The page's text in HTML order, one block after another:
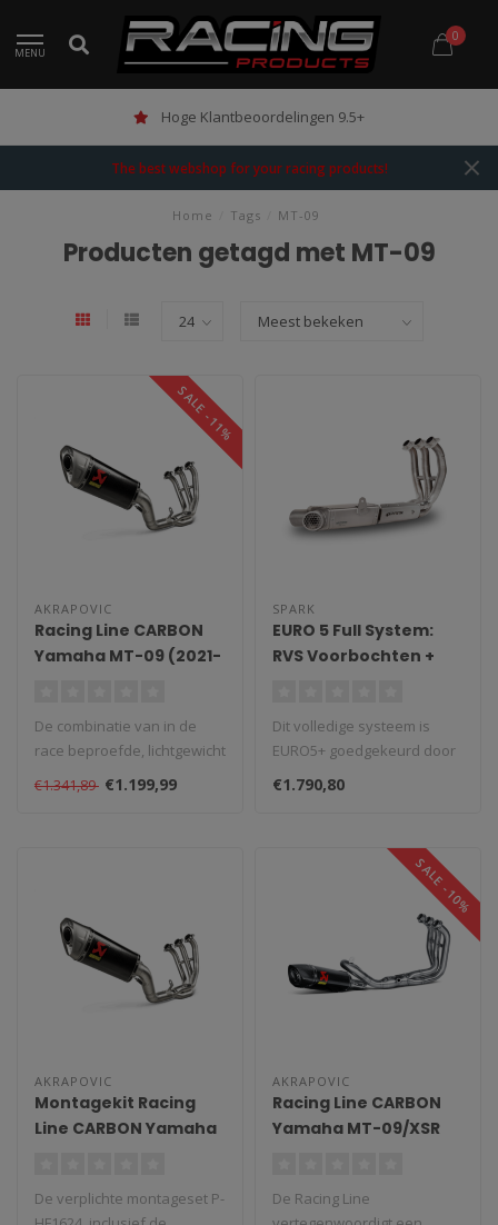
MENU
0
Hoge Klantbeoordelingen 9.5+
The best webshop for your racing products!
Home Tags MT-09
Producten getagd met MT-09
SALE -11%
AKRAPOVIC
Racing Line CARBON
Yamaha MT-09 (2021-
De combinatie van in de
race beproefde, lichtgewicht
materialen, uitzonderlijke ..
€1.341,89 €1.199,99
SPARK
EURO 5 Full System:
RVS Voorbochten +
grid Yamaha MT-
09/Tracer 9/XSR 900
(2021-2024)
Dit volledige systeem is
EURO5+ goedgekeurd door
de dempende box met
dubbele uit..
€1.790,80
AKRAPOVIC
Montagekit Racing
Line CARBON Yamaha
De verplichte montageset P-
SALE -10%
AKRAPOVIC
Racing Line CARBON
Yamaha MT-09/XSR
De Racing Line